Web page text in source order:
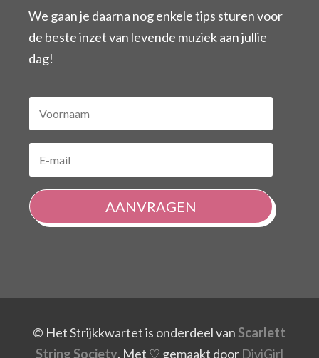
We gaan je daarna nog enkele tips sturen voor
de beste inzet van levende muziek aan jullie
dag!
AANVRAGEN
© Het Strijkkwartet is onderdeel van Scarlett
String Society. Met ♡ gemaakt door DiviGirl